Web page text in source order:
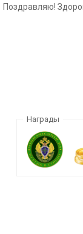
Поздравляю!
Награды